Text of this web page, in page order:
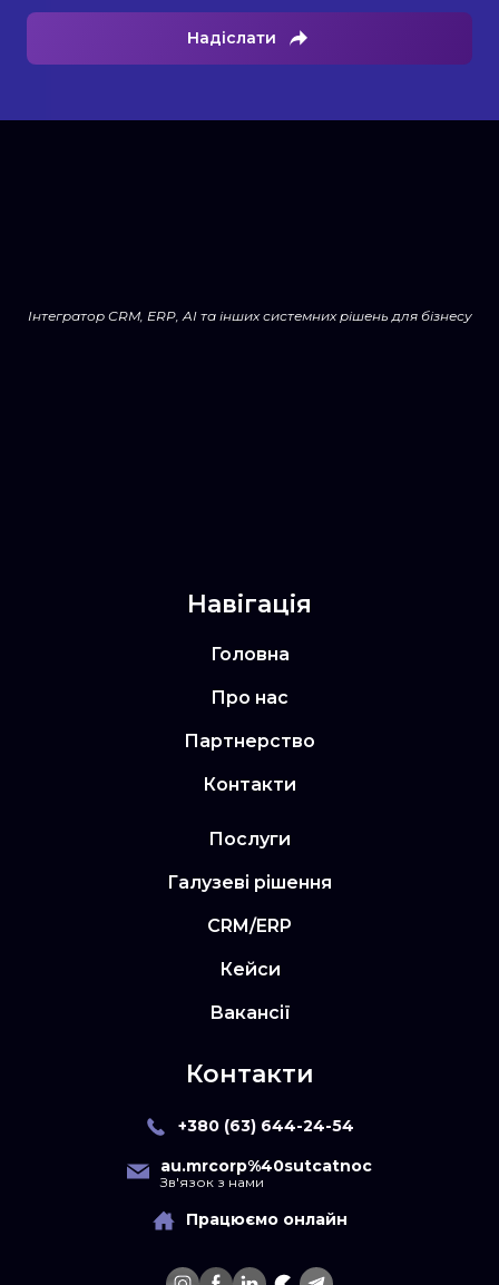
Надіслати
Інтегратор CRM, ERP, AI та інших системних рішень для бізнесу
Навігація
Головна
Про нас
Партнерство
Контакти
Послуги
Галузеві рішення
CRM/ERP
Кейси
Вакансії
Контакти
+380 (63) 644-24-54
au.mrcorp%40sutcatnoc
Зв'язок з нами
Працюємо онлайн